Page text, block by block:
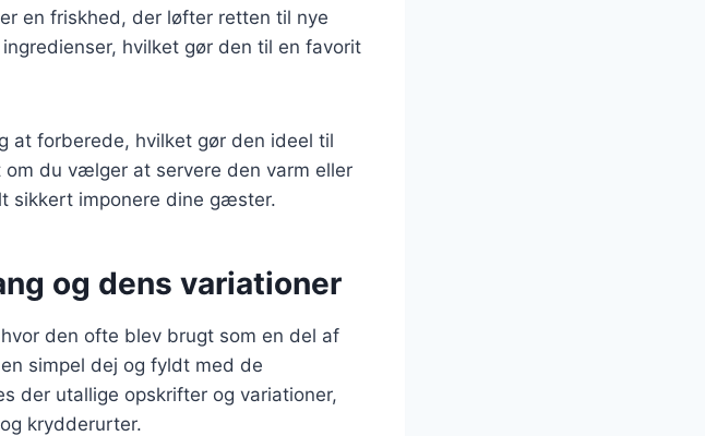
en friskhed, der løfter retten til nye
hvilket gør den til en favorit
at forberede, hvilket gør den ideel til
du vælger at servere den varm eller
sikkert imponere dine gæster.
og dens variationer
den ofte blev brugt som en del af
simpel dej og fyldt med de
der utallige opskrifter og variationer,
krydderurter.